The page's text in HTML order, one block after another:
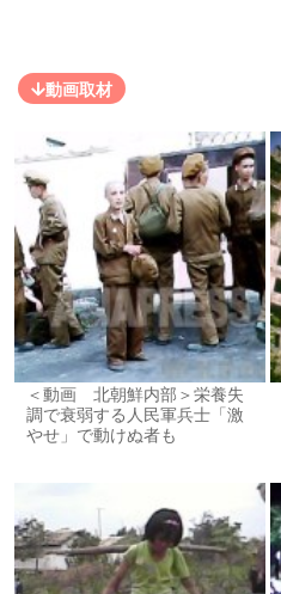
動画取材
＜動画 北朝鮮内部＞栄養失
調で衰弱する人民軍兵士「激
やせ」で動けぬ者も